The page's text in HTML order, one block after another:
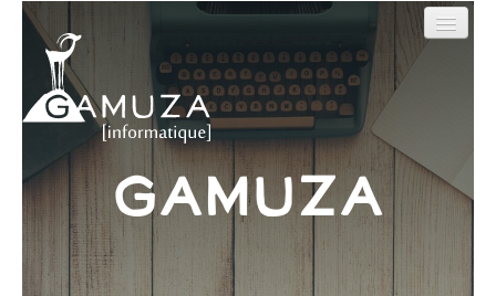
Gamuza
Outils en ligne
Sites web
Nos Réalisations
Qui sommes-nous ?